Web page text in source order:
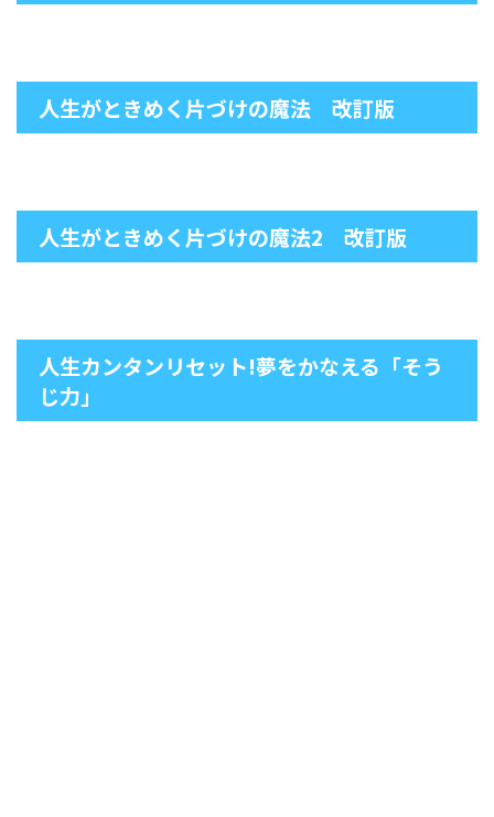
人生がときめく片づけの魔法 改訂版
人生がときめく片づけの魔法2 改訂版
人生カンタンリセット!夢をかなえる「そう
じ力」